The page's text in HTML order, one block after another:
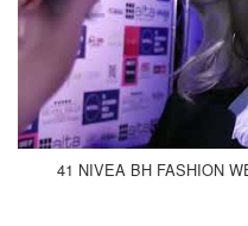
41 NIVEA BH FASHION